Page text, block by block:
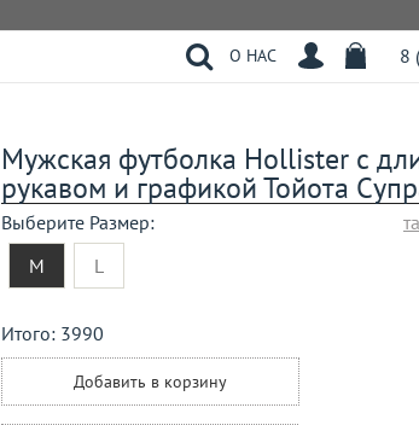
О НАС 8
Мужская футболка Hollister с
рукавом и графикой Тойота
Выберите Размер:
M
L
Итого: 3990
Добавить в корзину